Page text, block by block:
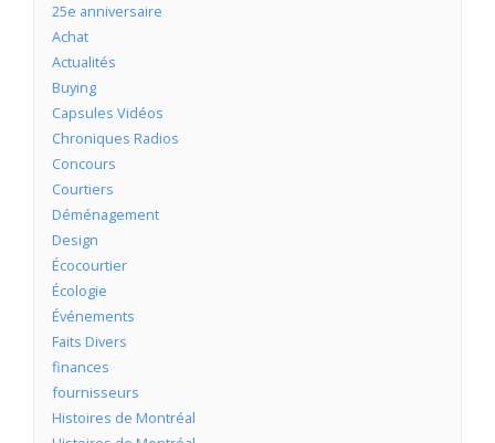
25e anniversaire
Achat
Actualités
Buying
Capsules Vidéos
Chroniques Radios
Concours
Courtiers
Déménagement
Design
Écocourtier
Écologie
Événements
Faits Divers
finances
fournisseurs
Histoires de Montréal